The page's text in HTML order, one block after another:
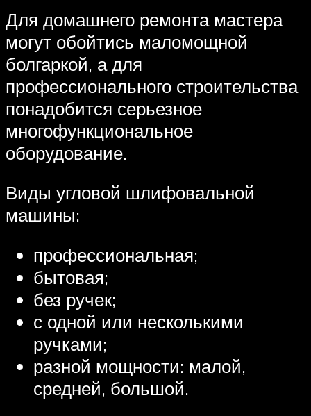
Для домашнего ремонта мастера
могут обойтись маломощной
болгаркой, а для
профессионального строительства
понадобится серьезное
многофункциональное
оборудование.
Виды угловой шлифовальной
машины:
профессиональная;
бытовая;
без ручек;
с одной или несколькими
ручками;
разной мощности: малой,
средней, большой.